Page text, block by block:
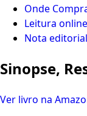
Onde
Leitura
Nota editorial
Sinopse,
Ver livro na